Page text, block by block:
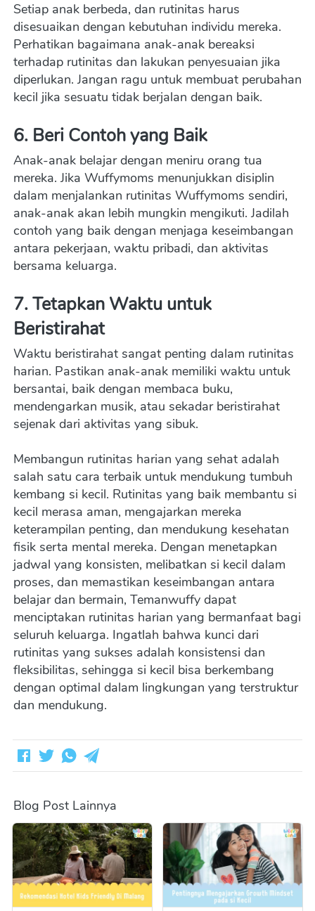
Setiap anak berbeda, dan rutinitas harus
disesuaikan dengan kebutuhan individu mereka.
Perhatikan bagaimana anak-anak bereaksi
terhadap rutinitas dan lakukan penyesuaian jika
diperlukan. Jangan ragu untuk membuat perubahan
kecil jika sesuatu tidak berjalan dengan baik.
6. Beri Contoh yang Baik
Anak-anak belajar dengan meniru orang tua
mereka. Jika Wuffymoms menunjukkan disiplin
dalam menjalankan rutinitas Wuffymoms sendiri,
anak-anak akan lebih mungkin mengikuti. Jadilah
contoh yang baik dengan menjaga keseimbangan
antara pekerjaan, waktu pribadi, dan aktivitas
bersama keluarga.
7. Tetapkan Waktu untuk
Beristirahat
Waktu beristirahat sangat penting dalam rutinitas
harian. Pastikan anak-anak memiliki waktu untuk
bersantai, baik dengan membaca buku,
mendengarkan musik, atau sekadar beristirahat
sejenak dari aktivitas yang sibuk.
Membangun rutinitas harian yang sehat adalah
salah satu cara terbaik untuk mendukung tumbuh
kembang si kecil. Rutinitas yang baik membantu si
kecil merasa aman, mengajarkan mereka
keterampilan penting, dan mendukung kesehatan
fisik serta mental mereka. Dengan menetapkan
jadwal yang konsisten, melibatkan si kecil dalam
proses, dan memastikan keseimbangan antara
belajar dan bermain, Temanwuffy dapat
menciptakan rutinitas harian yang bermanfaat bagi
seluruh keluarga. Ingatlah bahwa kunci dari
rutinitas yang sukses adalah konsistensi dan
fleksibilitas, sehingga si kecil bisa berkembang
dengan optimal dalam lingkungan yang terstruktur
dan mendukung.
Blog Post Lainnya